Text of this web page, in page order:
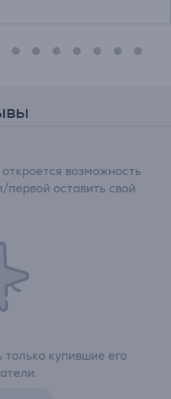
купившие его
возможность
первой оставить свой